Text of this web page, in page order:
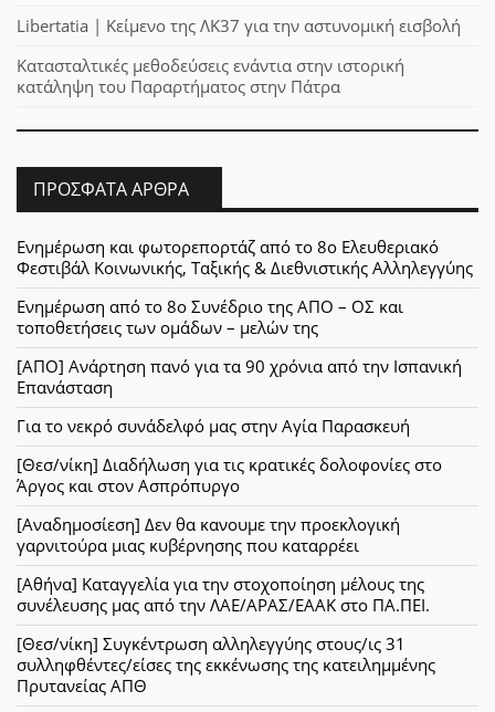
Libertatia | Κείμενο της ΛΚ37 για την αστυνομική εισβολή
Κατασταλτικές μεθοδεύσεις ενάντια στην ιστορική
κατάληψη του Παραρτήματος στην Πάτρα
ΠΡΌΣΦΑΤΑ ΆΡΘΡΑ
Ενημέρωση και φωτορεπορτάζ από το 8ο Ελευθεριακό
Φεστιβάλ Κοινωνικής, Ταξικής & Διεθνιστικής Αλληλεγγύης
Ενημέρωση από το 8ο Συνέδριο της ΑΠΟ – ΟΣ και
τοποθετήσεις των ομάδων – μελών της
[ΑΠΟ] Ανάρτηση πανό για τα 90 χρόνια από την Ισπανική
Επανάσταση
Για το νεκρό συνάδελφό μας στην Αγία Παρασκευή
[Θεσ/νίκη] Διαδήλωση για τις κρατικές δολοφονίες στο
Άργος και στον Ασπρόπυργο
[Αναδημοσίεση] Δεν θα κανουμε την προεκλογική
γαρνιτούρα μιας κυβέρνησης που καταρρέει
[Αθήνα] Καταγγελία για την στοχοποίηση μέλους της
συνέλευσης μας από την ΛΑΕ/ΑΡΑΣ/ΕΑΑΚ στο ΠΑ.ΠΕΙ.
[Θεσ/νίκη] Συγκέντρωση αλληλεγγύης στους/ις 31
συλληφθέντες/είσες της εκκένωσης της κατειλημμένης
Πρυτανείας ΑΠΘ